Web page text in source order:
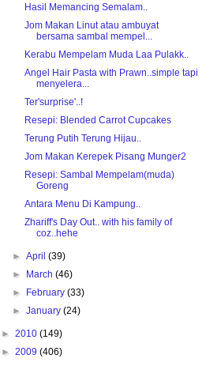
Hasil Memancing Semalam..
Jom Makan Linut atau ambuyat
bersama sambal mempel...
Kerabu Mempelam Muda Laa Pulakk..
Angel Hair Pasta with Prawn..simple tapi
menyelera...
Ter'surprise'..!
Resepi: Blended Carrot Cupcakes
Terung Putih Terung Hijau..
Jom Makan Kerepek Pisang Munger2
Resepi: Sambal Mempelam(muda)
Goreng
Antara Menu Di Kampung..
Zhariff's Day Out.. with his family of
coz..hehe
►April(39)
► March(46)
► February(33)
►January(24)
► 2010 (149)
► 2009 (406)